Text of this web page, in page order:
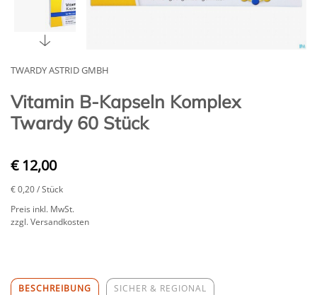
TWARDY ASTRID GMBH
Vitamin B-Kapseln Komplex
Twardy 60 Stück
€ 12,00
€ 0,20/ Stück
Preis inkl. MwSt.
zzgl. Versandkosten
BESCHREIBUNG SICHER & REGIONAL